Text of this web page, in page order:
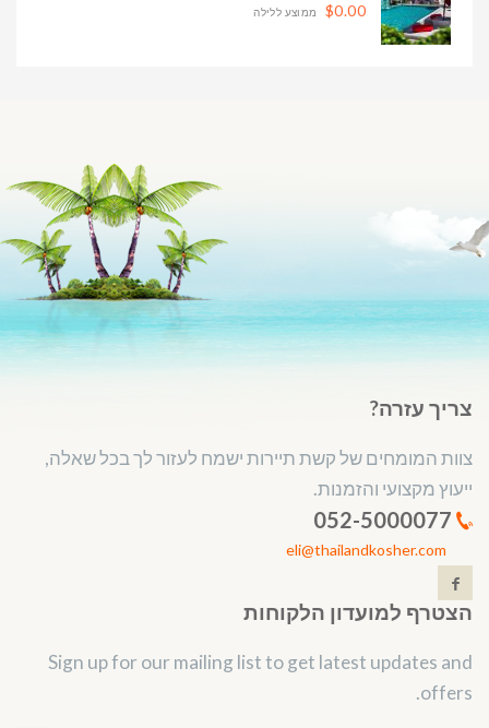
$0.00
ממוצע ללילה
צריך עזרה?
צוות המומחים של קשת תיירות ישמח לעזור לך בכל שאלה,
ייעוץ מקצועי והזמנות.
eli@thailandkosher.com
הצטרף למועדון הלקוחות
Sign up for our mailing list to get latest updates and
offers.